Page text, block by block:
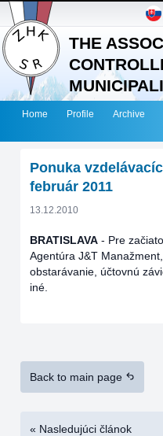
THE
REPUBLIC
Home Profile Archive
Ponuka
február 2011
13.12.2010
BRATISLAVA - Pre
Agentúra J&T
obstarávanie, účtovnú
iné.
Back to main page
« Nasledujúci článok